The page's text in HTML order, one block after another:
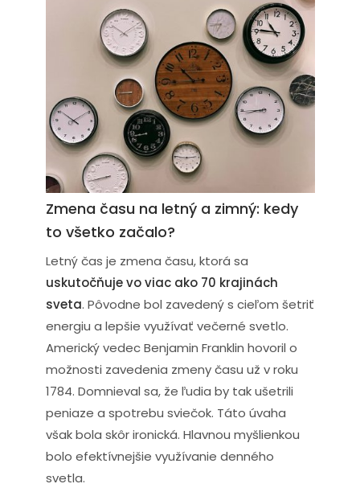
Zmena času nie je len o posunutí ručičky
na budíku o hodinu dopredu alebo
dozadu. Na túto zmenu reagujú aj naše
biologické hodiny. Časový posun
ovplyvňuje kvalitu spánku a produkciu
potrebných hormónov. Aký vplyv má
zmena času na zdravie a prečo dáva
vášmu telu zabrať viac, ako si myslíte?
Zmena času na letný a zimný: kedy
to všetko začalo?
Letný čas je zmena času, ktorá sa
uskutočňuje vo viac ako 70 krajinách
sveta. Pôvodne bol zavedený s cieľom šetriť
energiu a lepšie využívať večerné svetlo.
Americký vedec Benjamin Franklin hovoril o
možnosti zavedenia zmeny času už v roku
1784. Domnieval sa, že ľudia by tak ušetrili
peniaze a spotrebu sviečok. Táto úvaha
však bola skôr ironická. Hlavnou myšlienkou
bolo efektívnejšie využívanie denného
svetla.